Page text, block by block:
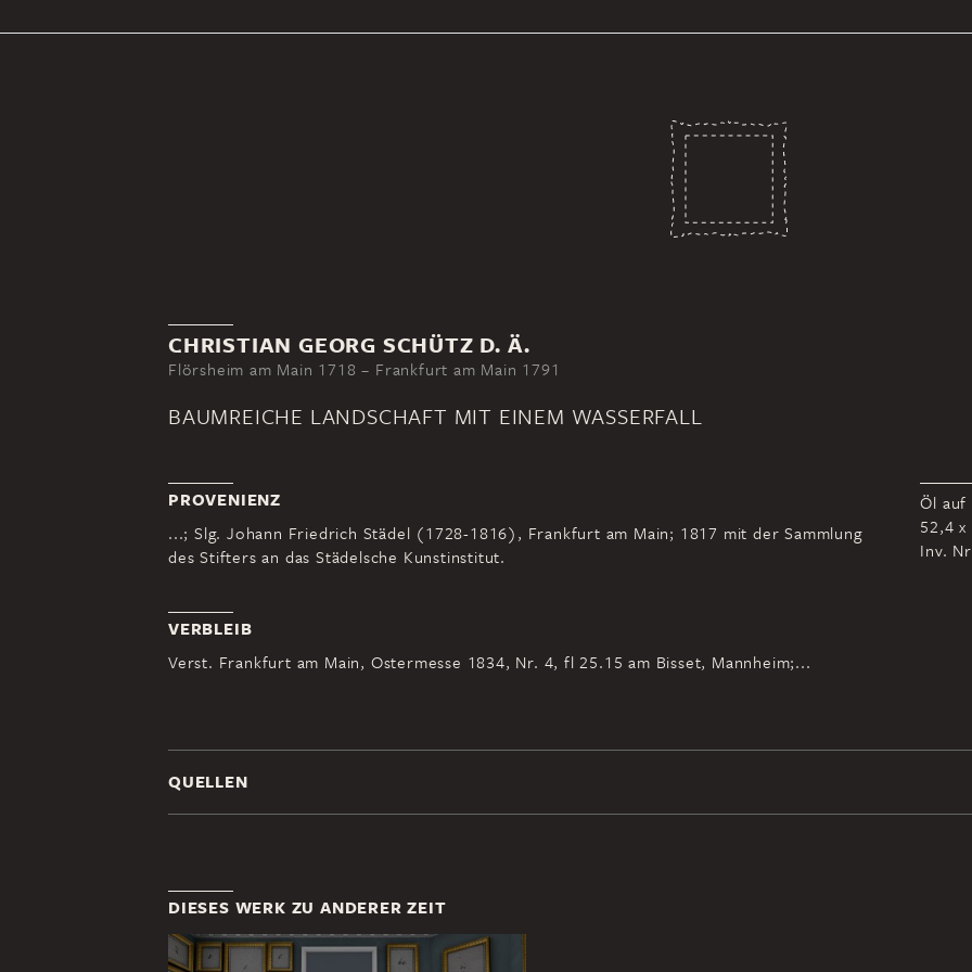
CHRISTIAN GEORG SCHÜTZ D. Ä.
Flörsheim am Main 1718 – Frankfurt am Main 1791
BAUMREICHE LANDSCHAFT MIT EINEM WASSERFALL
PROVENIENZ
...; Slg. Johann Friedrich Städel (1728-1816), Frankfurt am Main; 1817 mit der Sammlung
des Stifters an das Städelsche Kunstinstitut.
Öl auf
52,4 x
Inv.
VERBLEIB
Verst. Frankfurt am Main, Ostermesse 1834, Nr. 4, fl 25.15 am Bisset, Mannheim;...
QUELLEN
DIESES WERK ZU ANDERER ZEIT